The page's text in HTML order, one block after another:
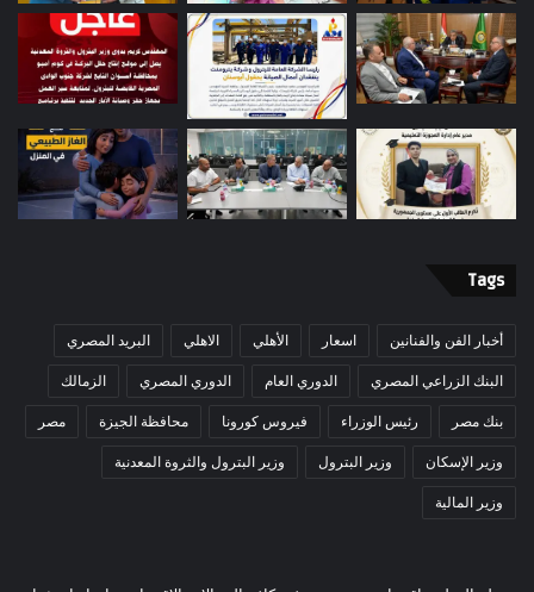
Tags
أخبار الفن والفنانين اسعار الأهلي الاهلي البريد المصري
البنك الزراعي المصري الدوري العام الدوري المصري الزمالك
بنك مصر رئيس الوزراء فيروس كورونا محافظة الجيزة مصر
وزير الإسكان وزير البترول وزير البترول والثروة المعدنية
وزير المالية